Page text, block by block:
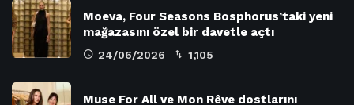
Moeva, Four Seasons Bosphorus’taki yeni
mağazasını özel bir davetle açtı
24/06/2026 1,105
Muse For All ve Mon Rêve dostlarını